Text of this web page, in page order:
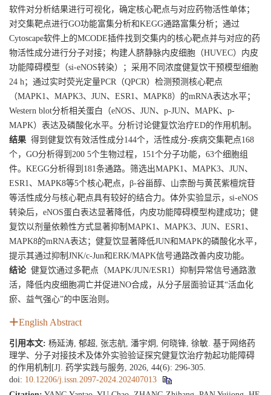
软件对分析结果进行可视化，确定核心靶点与对应药物活性单体；
对交集靶点进行GO功能富集分析和KEGG通路富集分析；通过
Cytoscape软件上的MCODE插件找到交集内的核心靶点并与对应的药
物活性成分进行分子对接；构建人脐静脉内皮细胞（HUVEC）内皮
功能障碍模型（si-eNOS转染）；采用不同浓度健复饮干预模型细胞
24 h；通过实时荧光定量PCR（QPCR）检测预测核心靶点
（MAPK1、MAPK3、JUN、ESR1、MAPK8）的mRNA表达水平；
Western blot分析相关蛋白（eNOS、JUN、p-JUN、MAPK、p-
MAPK）表达及磷酸化水平。分析讨论健复饮治疗ED的作用机制。
结果 得到健复饮有效活性成分144个，活性成分-疾病交集靶点168
个，GO分析得到200 5个生物过程，151个分子功能，63个细胞组
件。KEGG分析得到181条通路。筛选出MAPK1、MAPK3、JUN、
ESR1、MAPK8等5个核心靶点，β-谷甾醇、山柰酚与黄芪紫檀烷苷
等活性成分与核心靶点具有较好的结合力。体外实验显示，si-eNOS
转染后，eNOS蛋白表达显著降低，内皮功能障碍模型构建成功；健
复饮以剂量依赖性方式显著抑制MAPK1、MAPK3、JUN、ESR1、
MAPK8的mRNA表达；健复饮显著降低JUN和MAPK的磷酸化水平，
提示其通过抑制JNK/c-Jun和ERK/MAPK信号通路改善内皮功能。
结论健复饮通过多靶点（MAPK/JUN/ESR1）抑制异常信号通路激
活，降低内皮细胞凋亡并促进NO合成，从分子层面验证其“活血化
瘀、益气强心”的中医治则。
English Abstract
引用本文: 杨延涛, 郁超, 张志航, 潘宇炯, 何晓锋, 徐敏. 基于网络药
理学、分子对接技术及体外实验验证探究健复饮治疗勃起功能障碍
的作用机制[J]. 药学实践与服务, 2026, 44(6): 296-305.
doi: 10.12206/j.issn.2097-2024.202407013